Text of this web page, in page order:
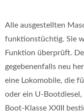
Alle ausgestellten
funktionstüchtig. Sie
Funktion überprüft.
gegebenenfalls neu
eine Lokomobile, die
oder ein U-
Boot-Klasse XXIII